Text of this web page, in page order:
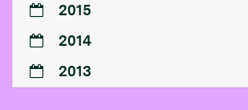
2015
2014
2013